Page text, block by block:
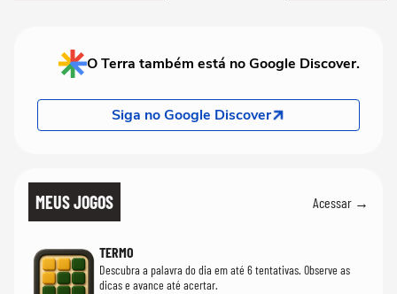
O Terra também está no Google Discover.
Siga no Google Discover
MEUS JOGOS Acessar →
TERMO
Descubra a palavra do dia em até 6 tentativas. Observe as
dicas e avance até acertar.